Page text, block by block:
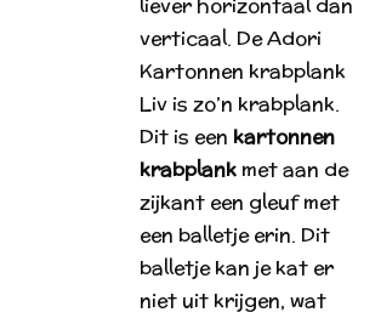
verticaal. De Adori
Kartonnen krabplank
Liv is zo’n krabplank.
Dit is een kartonnen
krabplank met aan de
zijkant een gleuf met
een balletje erin. Dit
balletje kan je kat er
niet uit krijgen, wat